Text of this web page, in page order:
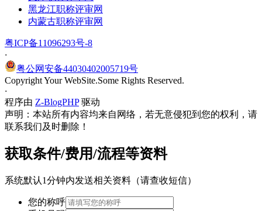
黑龙江职称评审网
内蒙古职称评审网
粤ICP备11096293号-8
·
粤公网安备44030402005719号
Copyright Your WebSite.Some Rights Reserved.
·
程序由 Z-BlogPHP驱动
声明：本站所有内容均来自网络，若无意侵犯到您的权利，请
联系我们及时删除！
获取条件/费用/流程等资料
系统默认1分钟内发送相关资料（请查收短信）
您的称呼